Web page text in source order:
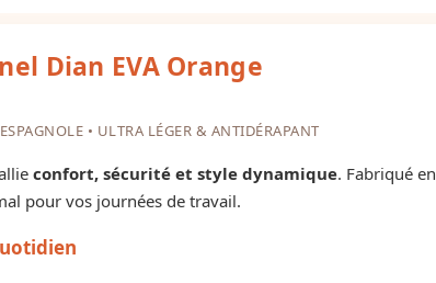
Dian EVA Orange
• ULTRA LÉGER & ANTIDÉRAPANT
confort, sécurité et style dynamique. Fabriqué en
pour vos journées de travail.